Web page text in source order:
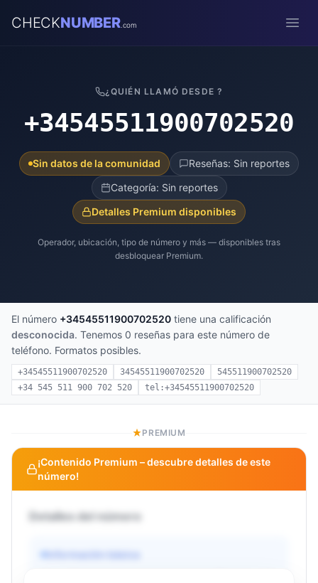
CHECKNUMBER.com
¿QUIÉN LLAMÓ DESDE ?
+34545511900702520
Sin datos de la comunidad
Reseñas: Sin reportes
Categoría: Sin reportes
Detalles Premium disponibles
Operador, ubicación, tipo de número y más — disponibles tras
desbloquear Premium.
El número +34545511900702520 tiene una calificación
desconocida. Tenemos 0 reseñas para este número de
teléfono. Formatos posibles.
+34545511900702520 34545511900702520
545511900702520
+34 545 511 900 702 520
tel:+34545511900702520
PREMIUM
¡Contenido Premium – descubre detalles de este
número!
Detalles del número
Información básica